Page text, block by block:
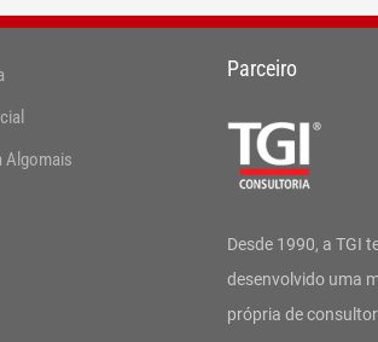
Algomais
Parceiro
Desde 1990, a TGI
desenvolvido uma
própria de